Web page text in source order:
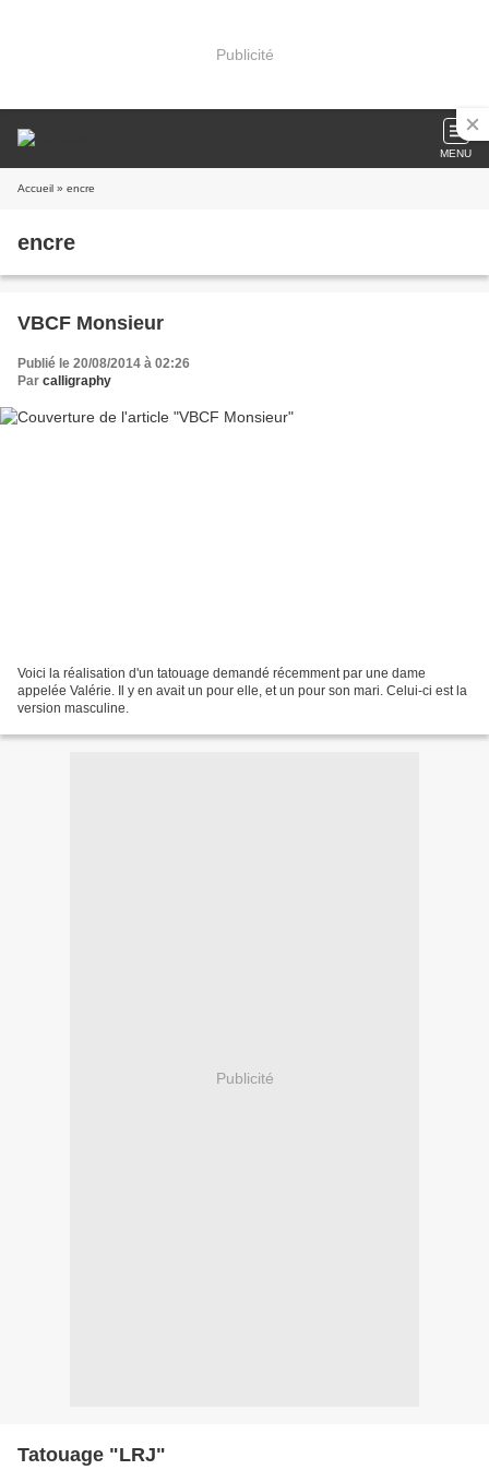
Publicité
MENU
Accueil » encre
encre
VBCF Monsieur
Publié le 20/08/2014 à 02:26
Par calligraphy
Voici la réalisation d'un tatouage demandé récemment par une dame
appelée Valérie. Il y en avait un pour elle, et un pour son mari. Celui-ci est la
version masculine.
Publicité
Tatouage "LRJ"